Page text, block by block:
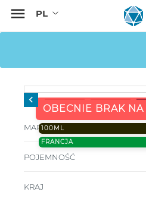

OBECNIE BRAK NA
100ML
FRANCJA

MARKA
POJEMNOŚĆ
KRAJ